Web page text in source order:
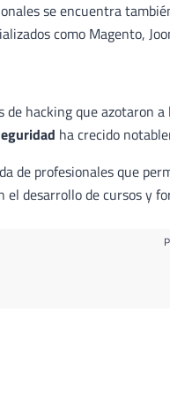
se encuentra
como Magento,
hacking que azotaron
ha crecido
de profesionales que
desarrollo de cursos y